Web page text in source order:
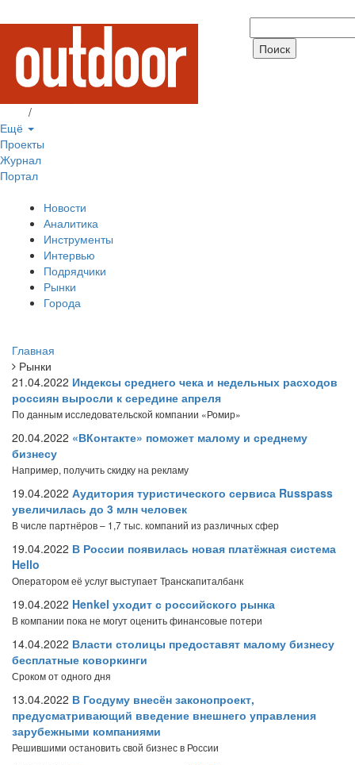
/
Ещё
Проекты
Журнал
Портал
Новости
Аналитика
Инструменты
Интервью
Подрядчики
Рынки
Города
Главная
Рынки
21.04.2022 Индексы среднего чека и недельных расходов
россиян выросли к середине апреля
По данным исследовательской компании «Ромир»
20.04.2022 «ВКонтакте» поможет малому и среднему
бизнесу
Например, получить скидку на рекламу
19.04.2022 Аудитория туристического сервиса Russpass
увеличилась до 3 млн человек
В числе партнёров – 1,7 тыс. компаний из различных сфер
19.04.2022 В России появилась новая платёжная система
Hello
Оператором её услуг выступает Транскапиталбанк
19.04.2022 Henkel уходит с российского рынка
В компании пока не могут оценить финансовые потери
14.04.2022 Власти столицы предоставят малому бизнесу
бесплатные коворкинги
Сроком от одного дня
13.04.2022 В Госдуму внесён законопроект,
предусматривающий введение внешнего управления
зарубежными компаниями
Решившими остановить свой бизнес в России